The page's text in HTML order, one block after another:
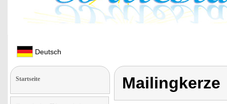
Deutsch
Startseite Mailingkerze